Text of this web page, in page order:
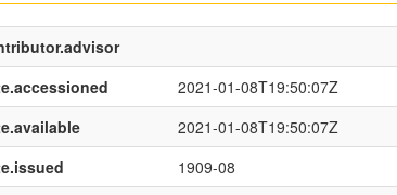
2021-01-08T19:50:07Z
2021-01-08T19:50:07Z
1909-08